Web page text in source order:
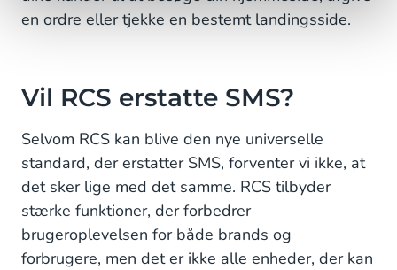
en ordre eller tjekke en bestemt landingsside.
Vil RCS erstatte SMS?
Selvom RCS kan blive den nye universelle
standard, der erstatter SMS, forventer vi ikke, at
det sker lige med det samme. RCS tilbyder
stærke funktioner, der forbedrer
brugeroplevelsen for både brands og
forbrugere, men det er ikke alle enheder, der kan